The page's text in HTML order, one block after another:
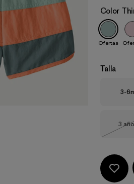
Color
Ofertas
Talla
Talla
3-
Talla
3